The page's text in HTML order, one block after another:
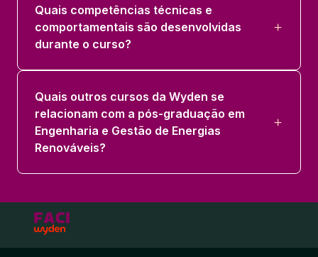
Quais competências técnicas e
comportamentais são desenvolvidas
durante o curso?
Quais outros cursos da Wyden se
relacionam com a pós-graduação em
Engenharia e Gestão de Energias
Renováveis?